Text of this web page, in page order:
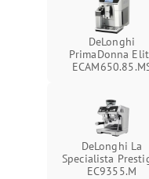
DeLonghi
PrimaDonna
DeLonghi La
Specialista
EC9355.M